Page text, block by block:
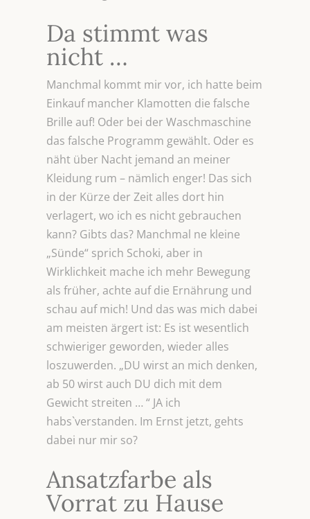
Da stimmt was
nicht …
Manchmal kommt mir vor, ich hatte beim
Einkauf mancher Klamotten die falsche
Brille auf! Oder bei der Waschmaschine
das falsche Programm gewählt. Oder es
näht über Nacht jemand an meiner
Kleidung rum – nämlich enger! Das sich
in der Kürze der Zeit alles dort hin
verlagert, wo ich es nicht gebrauchen
kann? Gibts das? Manchmal ne kleine
„Sünde“ sprich Schoki, aber in
Wirklichkeit mache ich mehr Bewegung
als früher, achte auf die Ernährung und
schau auf mich! Und das was mich dabei
am meisten ärgert ist: Es ist wesentlich
schwieriger geworden, wieder alles
loszuwerden. „DU wirst an mich denken,
ab 50 wirst auch DU dich mit dem
Gewicht streiten … “ JA ich
habs`verstanden. Im Ernst jetzt, gehts
dabei nur mir so?
Ansatzfarbe als
Vorrat zu Hause